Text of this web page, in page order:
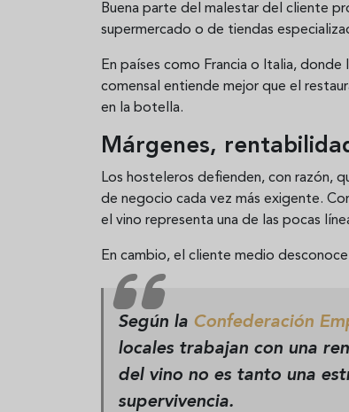
Buena parte del malestar del cliente
supermercado o de tiendas
En países como Francia o Italia, donde
comensal entiende mejor que el
en la botella.
Márgenes,
Los hosteleros defienden, con razón,
de negocio cada vez más exigente.
el vino representa una de las pocas
En cambio, el cliente medio
Según la Confederación
locales trabajan con una
del vino no es tanto una
supervivencia.